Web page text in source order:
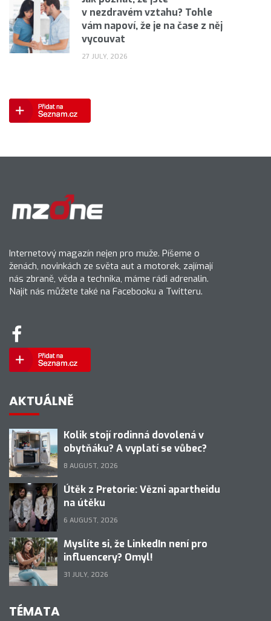
v nezdravém vztahu? Tohle
vám napoví, že je na čase z něj
vycouvat
27 JULY, 2026
Internetový magazín nejen pro muže. Píšeme o
ženách, novinkách ze světa aut a motorek, zajímají
nás zbraně, věda a technika, máme rádi adrenalin.
Najít nás můžete také na Facebooku a Twitteru.
AKTUÁLNĚ
Kolik stojí rodinná dovolená v
obytňáku? A vyplatí se vůbec?
8 AUGUST, 2026
Útěk z Pretorie: Vězni apartheidu
na útěku
6 AUGUST, 2026
Myslíte si, že LinkedIn není pro
influencery? Omyl!
31 JULY, 2026
TÉMATA